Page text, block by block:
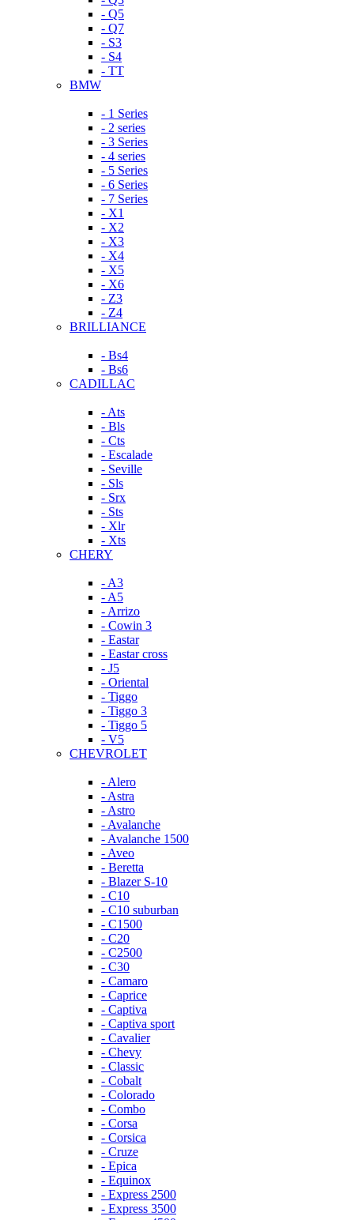
- Q5
- Q7
- S3
- S4
- TT
BMW
- 1 Series
- 2 series
- 3 Series
- 4 series
- 5 Series
- 6 Series
- 7 Series
- X1
- X2
- X3
- X4
- X5
- X6
- Z3
- Z4
BRILLIANCE
- Bs4
- Bs6
CADILLAC
- Ats
- Bls
- Cts
- Escalade
- Seville
- Sls
- Srx
- Sts
- Xlr
- Xts
CHERY
- A3
- A5
- Arrizo
- Cowin 3
- Eastar
- Eastar cross
- J5
- Oriental
- Tiggo
- Tiggo 3
- Tiggo 5
- V5
CHEVROLET
- Alero
- Astra
- Astro
- Avalanche
- Avalanche 1500
- Aveo
- Beretta
- Blazer S-10
- C10
- C10 suburban
- C1500
- C20
- C2500
- C30
- Camaro
- Caprice
- Captiva
- Captiva sport
- Cavalier
- Chevy
- Classic
- Cobalt
- Colorado
- Combo
- Corsa
- Corsica
- Cruze
- Epica
- Equinox
- Express 2500
- Express 3500